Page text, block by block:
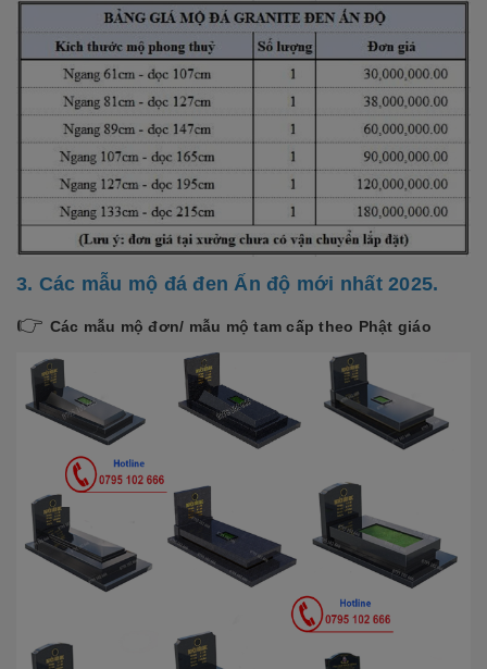
3. Các mẫu mộ đá đen Ấn độ mới nhất 2025.
👉 Các mẫu mộ đơn/ mẫu mộ tam cấp theo Phật giáo